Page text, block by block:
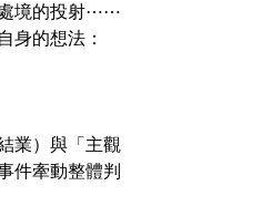
處境的投射⋯⋯
身的想法：
業）與「主觀
件牽動整體判